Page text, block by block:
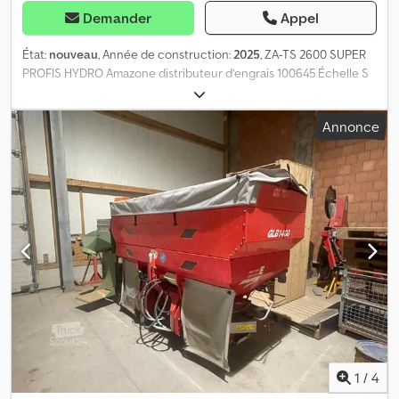
Demander Appel
État: nouveau, Année de construction:2025, ZA-TS 2600 SUPER
PROFIS HYDRO Amazone distributeur d’engrais 100645 Échelle S
109495 Système d’épandage ZA-TS Hydro avec système
d’alimentation électrique sans Argus 111655 Rehausse de trémie S
2600 (montée en usine) 111865 Arceau de protection des tuyaux
S 111875 Bavette anti-éclaboussures S 111900 Éclairage LED
arrière 111935 Contrôle de l'appareil pour la protection des
cultures 117302 Éléments d'installation pour appareils de base ZA
117304 Épandeur porté ZA Super (constitué du châssis et de la
trémie de base) 117307 Système de pesée Profis pour ZA Super
117536 Disque principal gauche avec AutoTS 117537 Disque
principal droit avec AutoTS 117554 Jeu de pelles d'épandage TS
20 gauche (monté en usine) 117555 Jeu de pelles d'épandage TS
20 droite (monté en usine) 117583 Entraînement Hydro gauche
avec AutoTS 117584 Entraînement Hydro droit avec AutoTS 118971
Autocollants de sécurité ZA-TS 122248 Profil de protection
central 939190 Dispositif de roulage et de stationnement (monté
en usine) 942560 Bâche roulante S, commande mécanique
(montée en usine) 943480 Capteur d'inclinaison Dsdozbdwhjpfx
Annonce
1 / 4